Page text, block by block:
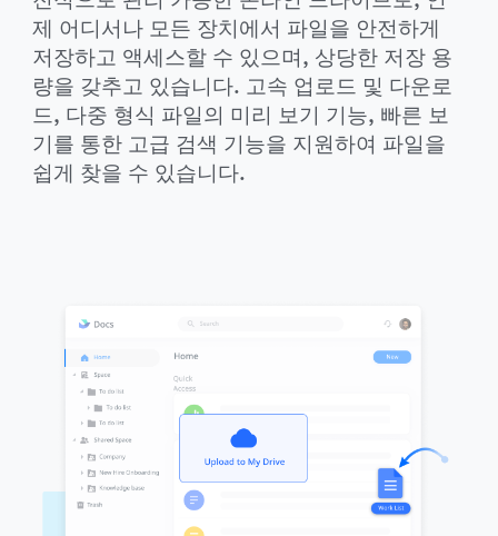
제 어디서나 모든 장치에서 파일을 안전하게
저장하고 액세스할 수 있으며, 상당한 저장 용
량을 갖추고 있습니다. 고속 업로드 및 다운로
드, 다중 형식 파일의 미리 보기 기능, 빠른 보
기를 통한 고급 검색 기능을 지원하여 파일을
쉽게 찾을 수 있습니다.